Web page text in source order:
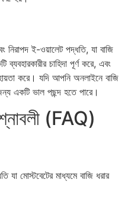
নিরাপদ ই-ওয়ালেট পদ্ধতি, যা বাজি
চাহিদা পূর্ণ করে, এবং
করে। যদি আপনি অনলাইনে বাজি
একটি ভাল পছন্দ হতে পারে।
(FAQ)
মোস্টবেটের মাধ্যমে বাজি ধরার